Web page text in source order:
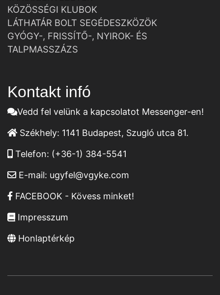
KÖZÖSSÉGI KLUBOK
LÁTHATÁR BOLT SEGÉDESZKÖZÖK
GYÓGY-, FRISSÍTŐ-, NYIROK- ÉS
TALPMASSZÁZS
Kontakt infó
Vedd fel velünk a kapcsolatot Messenger-en!
Székhely: 1141 Budapest, Szugló utca 81.
Telefon: (+36-1) 384-5541
E-mail: ugyfel@vgyke.com
FACEBOOK - Kövess minket!
Impresszum
Honlaptérkép